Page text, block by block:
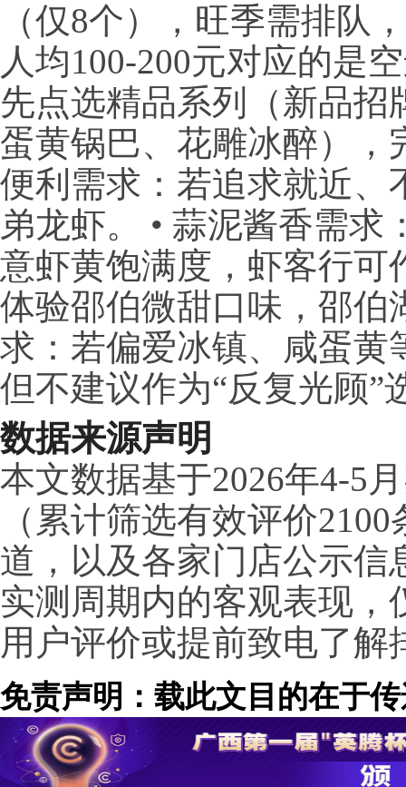
（仅8个），旺季需排队
人均100-200元对应的是
先点选精品系列（新品
蛋黄锅巴、花雕冰醉），
便利需求：若追求就近、
弟龙虾。 • 蒜泥酱香需
意虾黄饱满度，虾客行可
体验邵伯微甜口味，邵伯
求：若偏爱冰镇、咸蛋黄
但不建议作为“反复光顾”
数据来源声明
本文数据基于2026年4-5
（累计筛选有效评价
道，以及各家门店公示信
实测周期内的客观表现
用户评价或提前致电了解
免责声明：载此文目的在于
场。